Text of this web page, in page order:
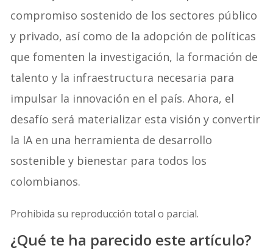
compromiso sostenido de los sectores público
y privado, así como de la adopción de políticas
que fomenten la investigación, la formación de
talento y la infraestructura necesaria para
impulsar la innovación en el país. Ahora, el
desafío será materializar esta visión y convertir
la IA en una herramienta de desarrollo
sostenible y bienestar para todos los
colombianos.
Prohibida su reproducción total o parcial.
¿Qué te ha parecido este artículo?